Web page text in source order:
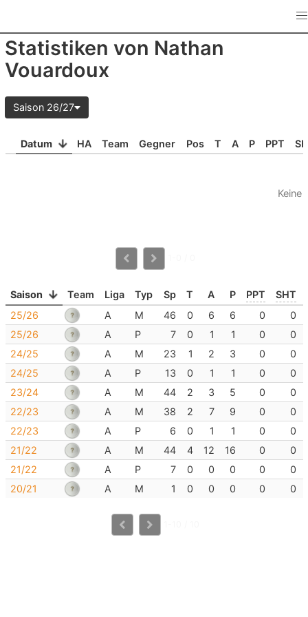
Statistiken von Nathan
Vouardoux
Saison 26/27
Datum HA Team Gegner Pos T A P PPT
Keine
Saison Team Liga Typ Sp T A P PPT SHT
25/26
A M 46 0 6 6 0
0
25/26
A P 7 0 1 1 0
0
24/25
A M 23 1 2 3 0
0
24/25
A P 13 0 1 1 0
0
23/24
A M 44 2 3 5 0
0
22/23
A M 38 2 7 9 0
0
22/23
A P 6 0 1 1 0
0
21/22
A M 44 4 12 16 0
0
21/22
A P 7 0 0 0 0
0
20/21
A M 1 0 0 0 0 0